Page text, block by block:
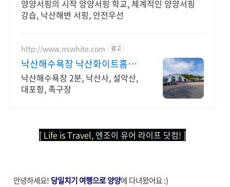
양양서핑의 시작 양양서핑 학교, 체계적인 양양서핑
강습, 낙산해변 서핑, 안전우선
http://www.nswhite.com 광고
낙산해수욕장 낙산화이트홈펜
션
낙산해수욕장 2분, 낙산사, 설악산,
대포항, 족구장
[ Life is Travel, 엔조이 유어 라이프 닷컴! ]
안녕하세요! 당일치기 여행으로 양양에 다녀왔어요 :)